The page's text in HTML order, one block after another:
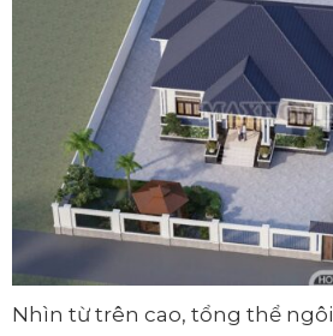
Nhìn từ trên cao, tổng thể ngôi